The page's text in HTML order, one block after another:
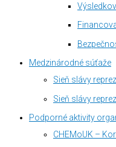
Medzinárodné súťaže
Sieň slávy
Sieň slávy
Podporné aktivity
CHEMoUK –